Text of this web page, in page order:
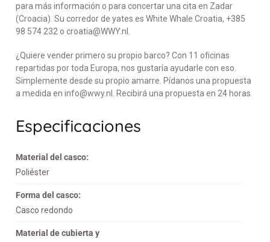
para más información o para concertar una cita en Zadar
(Croacia). Su corredor de yates es White Whale Croatia, +385
98 574 232 o croatia@WWY.nl.
¿Quiere vender primero su propio barco? Con 11 oficinas
repartidas por toda Europa, nos gustaría ayudarle con eso.
Simplemente desde su propio amarre. Pídanos una propuesta
a medida en info@wwy.nl. Recibirá una propuesta en 24 horas.
Especificaciones
Material del casco:
Poliéster
Forma del casco:
Casco redondo
Material de cubierta y